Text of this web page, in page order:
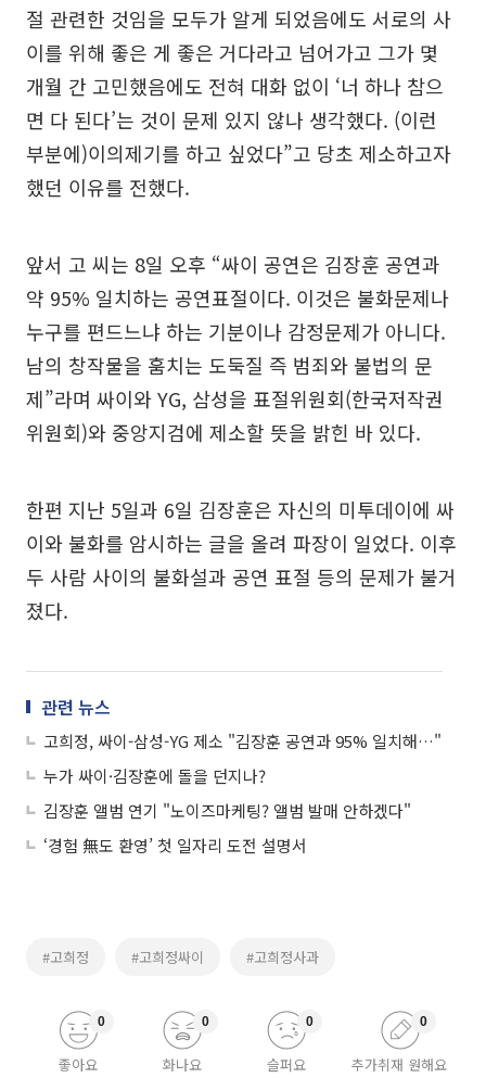
절 관련한 것임을 모두가 알게 되었음에도 서로의 사
이를 위해 좋은 게 좋은 거다라고 넘어가고 그가 몇
개월 간 고민했음에도 전혀 대화 없이 ‘너 하나 참으
면 다 된다’는 것이 문제 있지 않나 생각했다. (이런
부분에)이의제기를 하고 싶었다”고 당초 제소하고자
했던 이유를 전했다.
앞서 고 씨는 8일 오후 “싸이 공연은 김장훈 공연과
약 95% 일치하는 공연표절이다. 이것은 불화문제나
누구를 편드느냐 하는 기분이나 감정문제가 아니다.
남의 창작물을 훔치는 도둑질 즉 범죄와 불법의 문
제”라며 싸이와 YG, 삼성을 표절위원회(한국저작권
위원회)와 중앙지검에 제소할 뜻을 밝힌 바 있다.
한편 지난 5일과 6일 김장훈은 자신의 미투데이에 싸
이와 불화를 암시하는 글을 올려 파장이 일었다. 이후
두 사람 사이의 불화설과 공연 표절 등의 문제가 불거
졌다.
관련 뉴스
고희정, 싸이-삼성-YG 제소 "김장훈 공연과 95% 일치해…"
누가 싸이·김장훈에 돌을 던지나?
김장훈 앨범 연기 "노이즈마케팅? 앨범 발매 안하겠다"
‘경험 無도 환영’ 첫 일자리 도전 설명서
#고희정 #고희정싸이 #고희정사과
좋아요
0
화나요
0
슬퍼요
0
추가취재 원해요
0